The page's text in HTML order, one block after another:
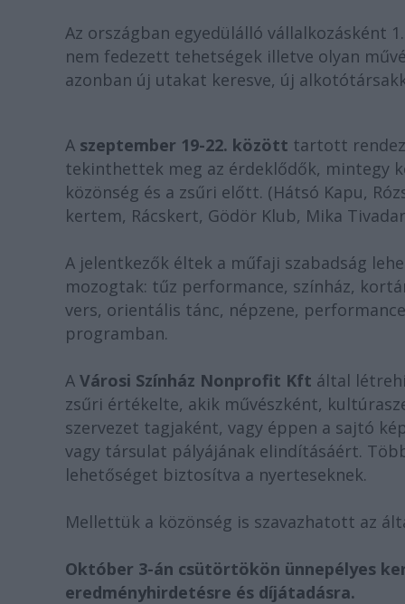
Az országban egyedülálló vállalkozásként
nem fedezett tehetségek illetve olyan mű
azonban új utakat keresve, új
A szeptember 19-22. között tartott
tekinthettek meg az érdeklődők, mintegy
közönség és a zsűri előtt. (Hátsó Kapu,
kertem, Rácskert, Gödör Klub, Mika
A jelentkezők éltek a műfaji szabadság
mozogtak: tűz performance, színház,
vers, orientális tánc, népzene,
programban.
A Városi Színház Nonprofit Kft által
zsűri értékelte, akik művészként,
szervezet tagjaként, vagy éppen a sajtó
vagy társulat pályájának elindításáért.
lehetőséget biztosítva a nyerteseknek.
Mellettük a közönség is szavazhatott az
Október 3-án csütörtökön ünnepélyes
eredményhirdetésre és díjátadásra.